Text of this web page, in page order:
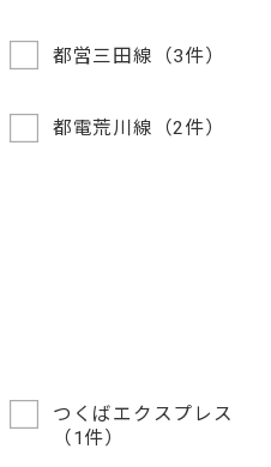
都営三田線（3件）
都電荒川線（2件）
つくばエクスプレス
（1件）